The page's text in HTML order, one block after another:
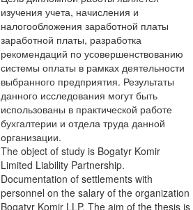
изучения учета, начисления и
налогообложения заработной платы
заработной платы, разработка
рекомендаций по усовершенствованию
системы оплаты в рамках деятельности
выбранного предприятия. Результаты
данного исследования могут быть
использованы в практической работе
бухгалтерии и отдела труда данной
организации.
The object of study is Bogatyr Komir
Limited Liability Partnership.
Documentation of settlements with
personnel on the salary of the organization
Bogatyr Komir LLP. The aim of the thesis is